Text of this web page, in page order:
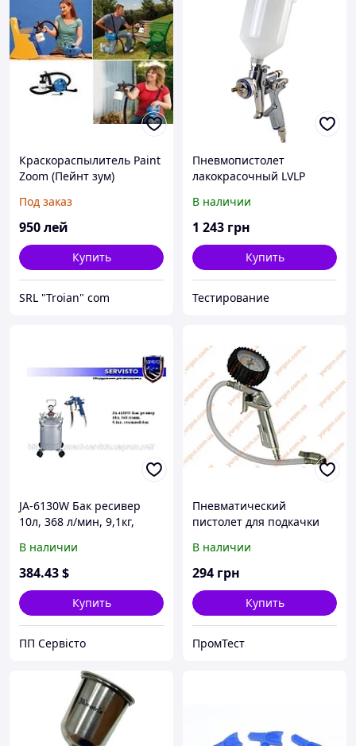
Краскораспылитель Paint
Zoom (Пейнт зум)
Под заказ
950лей
Купить
SRL "Troian" сom
Пневмопистолет
лакокрасочный LVLP
Hephäst 362107
В наличии
1 243 грн
Купить
Тестирование
JA-6130W Бак ресивер
10л, 368 л/мин, 9,1кг,
покрасочные пистолеты,
покрасочные работы
В наличии
384.43$
Купить
ПП Сервісто
Пневматический
пистолет для подкачки
В наличии
294 грн
Купить
ПромТест